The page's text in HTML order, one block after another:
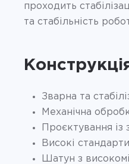
проходить
та стабільність
Зварна та
Механічна
Проєктування
Високі
Шатун з